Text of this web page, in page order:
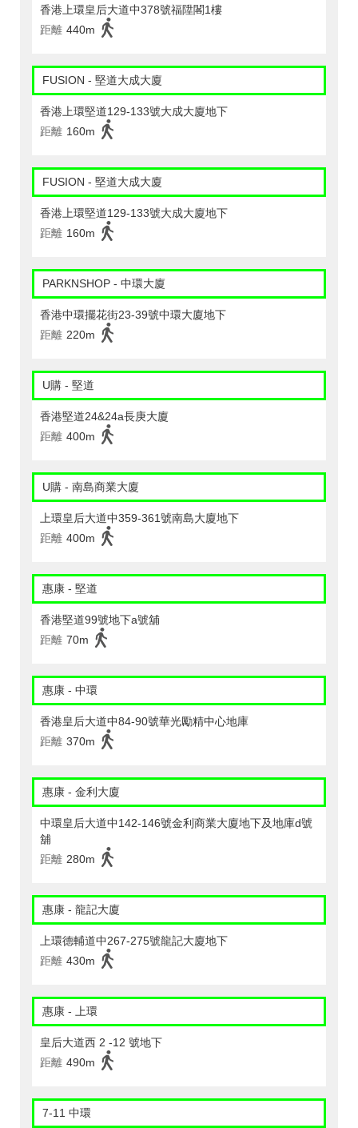
香港上環皇后大道中378號福陞閣1樓
距離 440m
FUSION - 堅道大成大廈
香港上環堅道129-133號大成大廈地下
距離 160m
FUSION - 堅道大成大廈
香港上環堅道129-133號大成大廈地下
距離 160m
PARKNSHOP - 中環大廈
香港中環擺花街23-39號中環大廈地下
距離 220m
U購 - 堅道
香港堅道24&24a長庚大廈
距離 400m
U購 - 南島商業大廈
上環皇后大道中359-361號南島大廈地下
距離 400m
惠康 - 堅道
香港堅道99號地下a號舖
距離 70m
惠康 - 中環
香港皇后大道中84-90號華光勵精中心地庫
距離 370m
惠康 - 金利大廈
中環皇后大道中142-146號金利商業大廈地下及地庫d號
舖
距離 280m
惠康 - 龍記大廈
上環德輔道中267-275號龍記大廈地下
距離 430m
惠康 - 上環
皇后大道西 2 -12 號地下
距離 490m
7-11 中環